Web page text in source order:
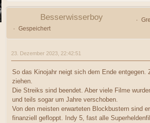
Besserwisserboy
Gespeichert
23. Dezember 2023, 22:42:51
So das Kinojahr neigt sich dem Ende entgegen.
ziehen.
Die Streiks sind beendet. Aber viele Filme
und teils sogar um Jahre verschoben.
Von den meisten erwarteten Blockbustern sind
finanziell gefloppt. Indy 5, fast alle